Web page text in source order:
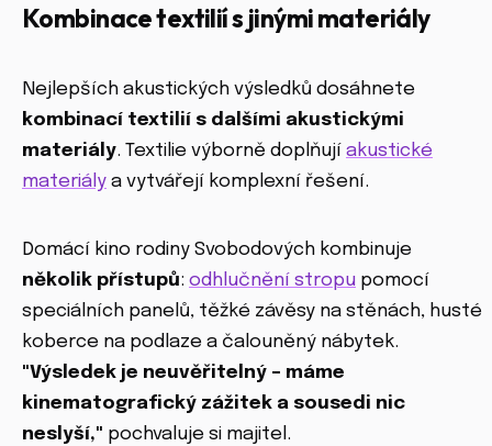
Kombinace textilií s jinými materiály
Nejlepších akustických výsledků dosáhnete
kombinací textilií s dalšími akustickými
materiály. Textilie výborně doplňují akustické
materiály a vytvářejí komplexní řešení.
Domácí kino rodiny Svobodových kombinuje
několik přístupů: odhlučnění stropu pomocí
speciálních panelů, těžké závěsy na stěnách, husté
koberce na podlaze a čalouněný nábytek.
"Výsledek je neuvěřitelný – máme
kinematografický zážitek a sousedi nic
neslyší," pochvaluje si majitel.